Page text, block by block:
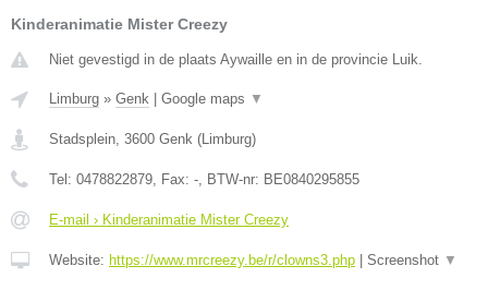
Kinderanimatie Mister Creezy
Niet gevestigd in de plaats Aywaille en in de provincie Luik.
Limburg » Genk Google maps ▼
Stadsplein, 3600 Genk (Limburg)
Tel: 0478822879, Fax: -, BTW-nr: BE0840295855
E-mail › Kinderanimatie Mister Creezy
Website: https://www.mrcreezy.be/r/clowns3.php Screenshot ▼